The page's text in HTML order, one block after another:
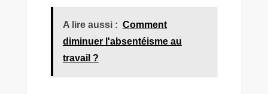
A lire aussi : Comment
diminuer l'absentéisme au
travail ?